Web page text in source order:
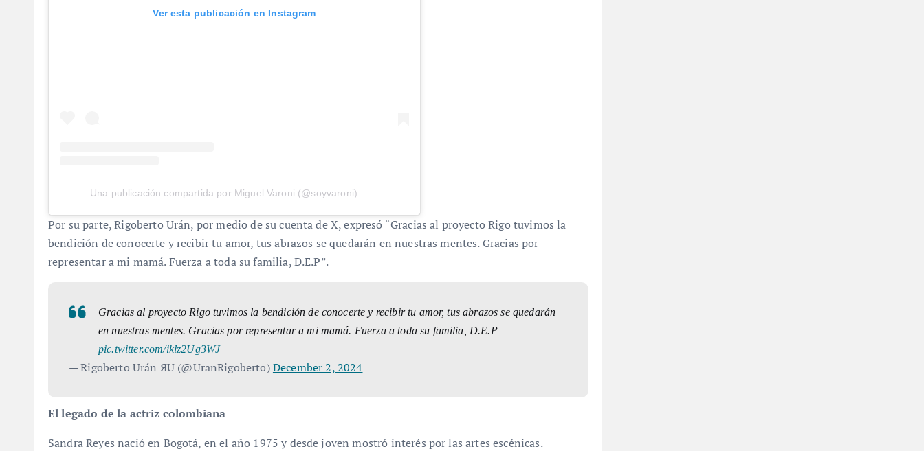
Ver esta publicación en Instagram
Una publicación compartida por Miguel Varoni (@soyvaroni)
Por su parte, Rigoberto Urán, por medio de su cuenta de X, expresó “Gracias al proyecto Rigo tuvimos la
bendición de conocerte y recibir tu amor, tus abrazos se quedarán en nuestras mentes. Gracias por
representar a mi mamá. Fuerza a toda su familia, D.E.P”.
Gracias al proyecto Rigo tuvimos la bendición de conocerte y recibir tu amor, tus abrazos se quedarán
en nuestras mentes. Gracias por representar a mi mamá. Fuerza a toda su familia, D.E.P
pic.twitter.com/iklz2Ug3WJ
— Rigoberto Urán ЯU (@UranRigoberto)December 2, 2024
El legado de la actriz colombiana
Sandra Reyes nació en Bogotá, en el año 1975 y desde joven mostró interés por las artes escénicas.